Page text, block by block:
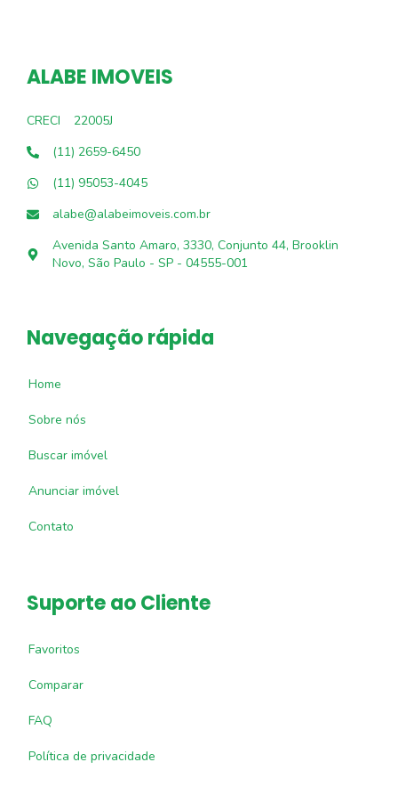
ALABE IMOVEIS
CRECI
22005J
(11) 2659-6450
(11) 95053-4045
alabe@alabeimoveis.com.br
Avenida Santo Amaro, 3330, Conjunto 44, Brooklin
Novo, São Paulo - SP - 04555-001
Navegação rápida
Home
Sobre nós
Buscar imóvel
Anunciar imóvel
Contato
Suporte ao Cliente
Favoritos
Comparar
FAQ
Política de privacidade